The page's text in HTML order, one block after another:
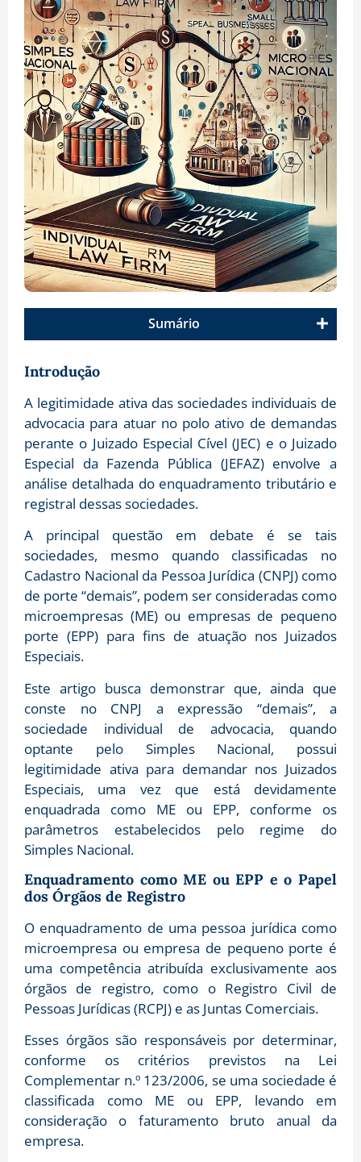
Sumário
Introdução
A legitimidade ativa das sociedades individuais de
advocacia para atuar no polo ativo de demandas
perante o Juizado Especial Cível (JEC) e o Juizado
Especial da Fazenda Pública (JEFAZ) envolve a
análise detalhada do enquadramento tributário e
registral dessas sociedades.
A principal questão em debate é se tais
sociedades, mesmo quando classificadas no
Cadastro Nacional da Pessoa Jurídica (CNPJ) como
de porte “demais”, podem ser consideradas como
microempresas (ME) ou empresas de pequeno
porte (EPP) para fins de atuação nos Juizados
Especiais.
Este artigo busca demonstrar que, ainda que
conste no CNPJ a expressão “demais”, a
sociedade individual de advocacia, quando
optante pelo Simples Nacional, possui
legitimidade ativa para demandar nos Juizados
Especiais, uma vez que está devidamente
enquadrada como ME ou EPP, conforme os
parâmetros estabelecidos pelo regime do
Simples Nacional.
Enquadramento como ME ou EPP e o Papel
dos Órgãos de Registro
O enquadramento de uma pessoa jurídica como
microempresa ou empresa de pequeno porte é
uma competência atribuída exclusivamente aos
órgãos de registro, como o Registro Civil de
Pessoas Jurídicas (RCPJ) e as Juntas Comerciais.
Esses órgãos são responsáveis por determinar,
conforme os critérios previstos na Lei
Complementar n.º 123/2006, se uma sociedade é
classificada como ME ou EPP, levando em
consideração o faturamento bruto anual da
empresa.